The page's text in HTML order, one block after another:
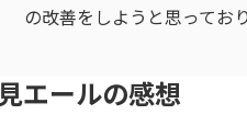
の改善をしようと思ってお
見エールの感想